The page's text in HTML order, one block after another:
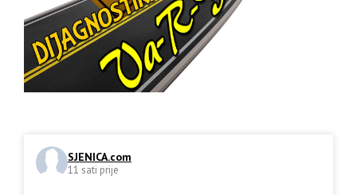
SJENICA.com
11 sati prije